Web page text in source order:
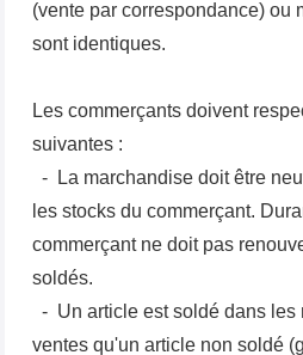
(vente par correspondance) ou
sont identiques.
Les commerçants doivent
suivantes :
- La marchandise doit être
les stocks du commerçant.
commerçant ne doit pas
soldés.
- Un article est soldé dans les
ventes qu'un article non soldé